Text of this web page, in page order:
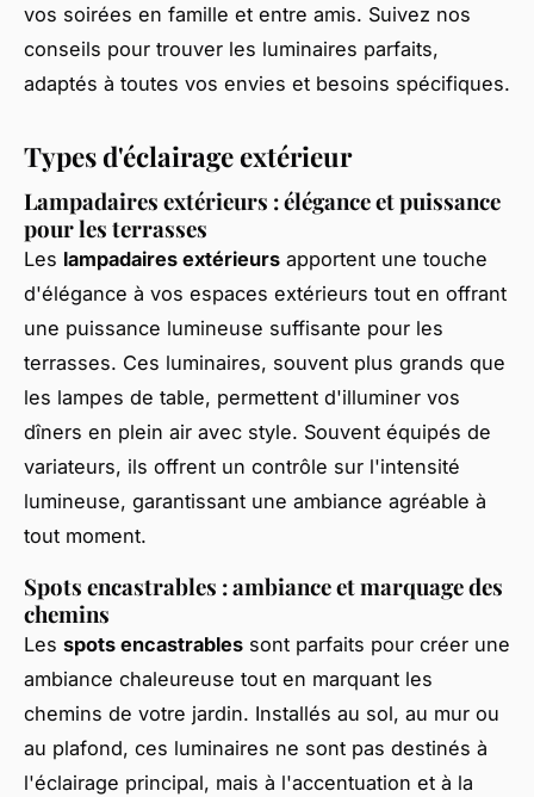
vos soirées en famille et entre amis. Suivez nos
conseils pour trouver les luminaires parfaits,
adaptés à toutes vos envies et besoins spécifiques.
Types d'éclairage extérieur
Lampadaires extérieurs : élégance et puissance
pour les terrasses
Les lampadaires extérieurs apportent une touche
d'élégance à vos espaces extérieurs tout en offrant
une puissance lumineuse suffisante pour les
terrasses. Ces luminaires, souvent plus grands que
les lampes de table, permettent d'illuminer vos
dîners en plein air avec style. Souvent équipés de
variateurs, ils offrent un contrôle sur l'intensité
lumineuse, garantissant une ambiance agréable à
tout moment.
Spots encastrables : ambiance et marquage des
chemins
Les spots encastrables sont parfaits pour créer une
ambiance chaleureuse tout en marquant les
chemins de votre jardin. Installés au sol, au mur ou
au plafond, ces luminaires ne sont pas destinés à
l'éclairage principal, mais à l'accentuation et à la